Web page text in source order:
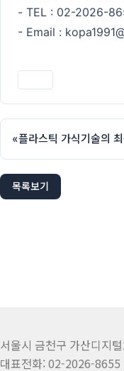
- TEL : 02-2026-
- Email :
«
목록보기
서울시 금천구 가산디지
대표전화: 02-2026-